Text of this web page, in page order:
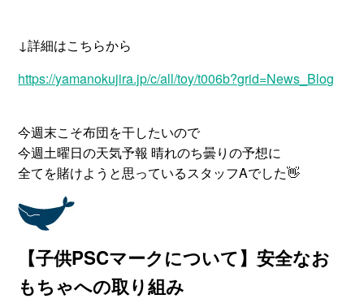
↓詳細はこちらから
https://yamanokujira.jp/c/all/toy/t006b?grid=News_Blog
今週末こそ布団を干したいので
今週土曜日の天気予報 晴れのち曇りの予想に
全てを賭けようと思っているスタッフAでした👋
【子供PSCマークについて】安全なお
もちゃへの取り組み